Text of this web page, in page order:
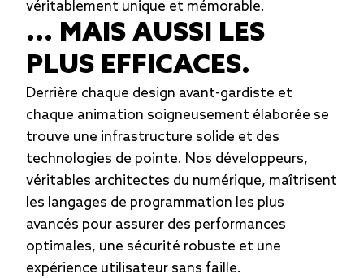
véritablement unique et mémorable.
... MAIS AUSSI LES
PLUS EFFICACES.
Derrière chaque design avant-gardiste et
chaque animation soigneusement élaborée se
trouve une infrastructure solide et des
technologies de pointe. Nos développeurs,
véritables architectes du numérique, maîtrisent
les langages de programmation les plus
avancés pour assurer des performances
optimales, une sécurité robuste et une
expérience utilisateur sans faille.